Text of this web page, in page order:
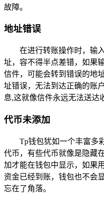
故障。
地址错误
在进行转账操作时，输
址，容不得半点差错，如果
信件，可能会转到错误的地
址错误，无法到达正确的账
息,这就像信件永远无法送达
代币未添加
Tp钱包犹如一个丰富多
代币，有些代币就像是隐藏
加才能在钱包中显示，如果
资金已经到账，钱包也不会
忘在了角落。